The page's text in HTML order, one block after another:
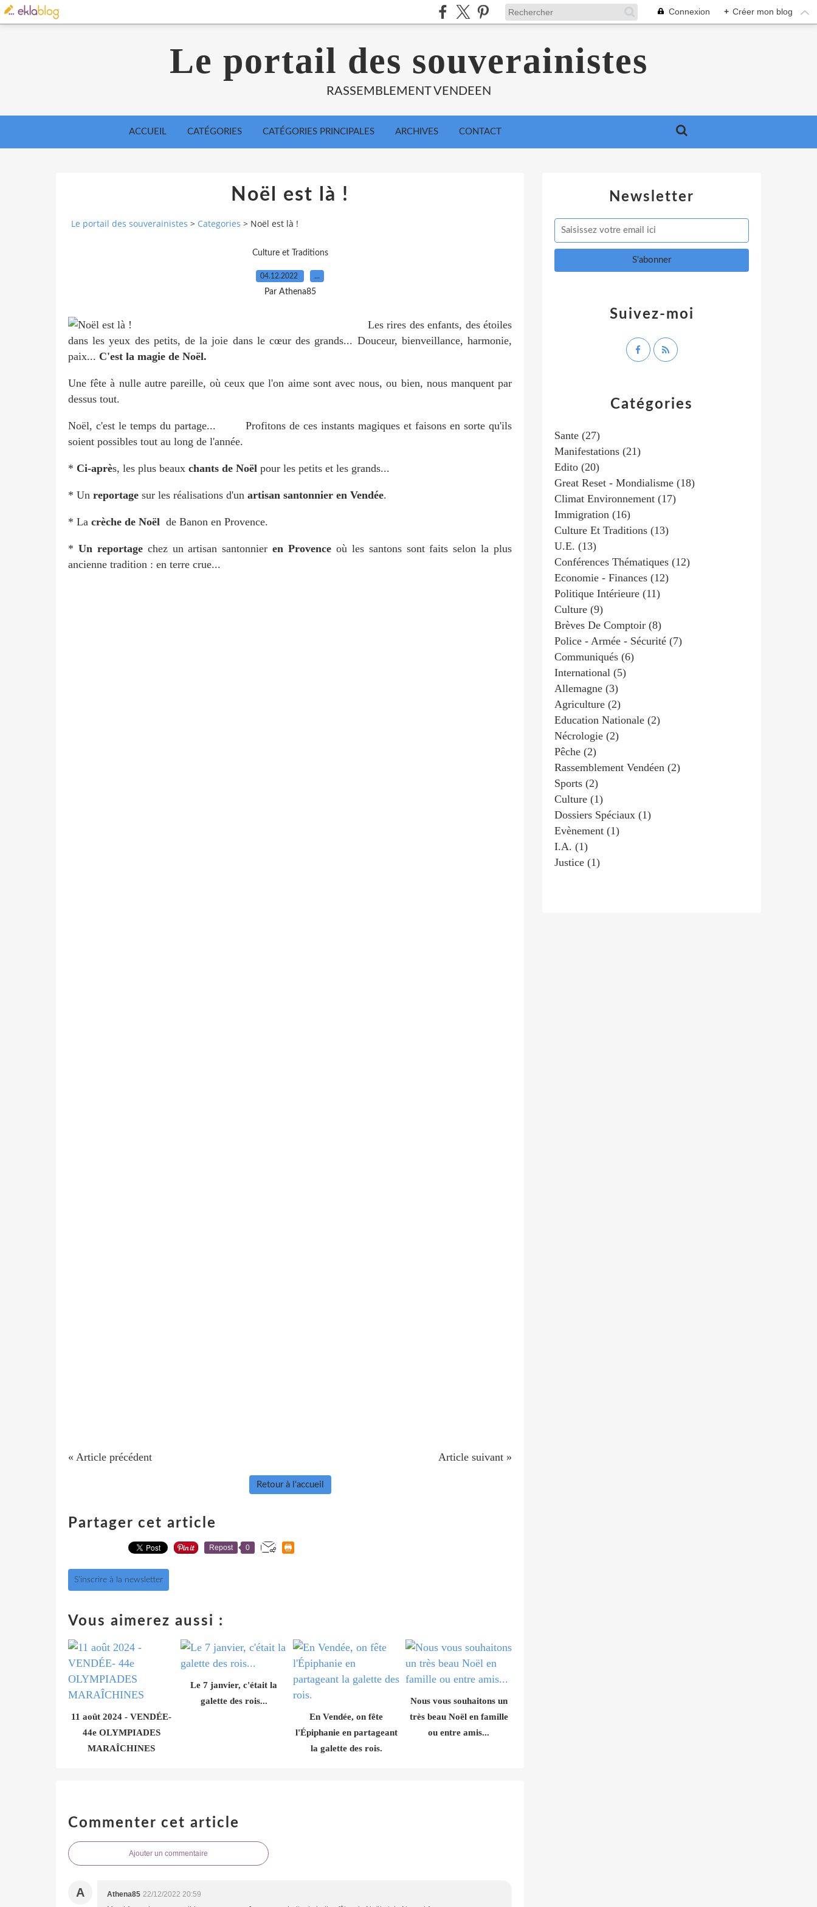
Connexion + Créer mon blog
Le portail des souverainistes
RASSEMBLEMENT VENDEEN
ACCUEIL CATÉGORIES CATÉGORIES PRINCIPALES ARCHIVES CONTACT
Noël est là !
Le portail des souverainistes > Categories > Noël est là !
Culture et Traditions
04.12.2022 …
Par Athena85
Les rires des enfants, des étoiles
dans les yeux des petits, de la joie dans le cœur des grands... Douceur, bienveillance, harmonie,
paix... C'est la magie de Noël.
Une fête à nulle autre pareille, où ceux que l'on aime sont avec nous, ou bien, nous manquent par
dessus tout.
Noël, c'est le temps du partage... Profitons de ces instants magiques et faisons en sorte qu'ils
soient possibles tout au long de l'année.
* Ci-après, les plus beaux chants de Noël pour les petits et les grands...
* Un reportage sur les réalisations d'un artisan santonnier en Vendée.
* La crèche de Noël de Banon en Provence.
* Un reportagechez un artisan santonnieren Provence où les santons sont faits selon la plus
ancienne tradition : en terre crue...
« Article précédent Article suivant »
Retour à l'accueil
Partager cet article
Repost 0
S'inscrire à la newsletter
Vous aimerez aussi :
11 août 2024 - VENDÉE-
44e OLYMPIADES
MARAÎCHINES
Le 7 janvier, c'était la
galette des rois...
En Vendée, on fête
l'Épiphanie en partageant
la galette des rois.
Nous vous souhaitons un
très beau Noël en famille
ou entre amis...
Commenter cet article
Ajouter un commentaire
A Athena85 22/12/2022 20:59
Newsletter
Catégories
Sante (27)
Manifestations (21)
Edito (20)
Great Reset - Mondialisme (18)
Climat Environnement (17)
Immigration (16)
Culture Et Traditions (13)
U.e. (13)
Conférences Thématiques (12)
Economie - Finances (12)
Politique Intérieure (11)
Culture (9)
Brèves De Comptoir (8)
Police - Armée - Sécurité (7)
Communiqués (6)
International (5)
Allemagne (3)
Agriculture (2)
Education Nationale (2)
Nécrologie (2)
Pêche (2)
Rassemblement Vendéen (2)
Sports (2)
Culture (1)
Dossiers Spéciaux (1)
Evènement (1)
I.a. (1)
Justice (1)
Suivez-moi